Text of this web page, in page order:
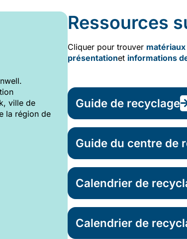
ville de
la région de
Ressources
Cliquer pour trouver
présentationet informations
Guide de recyclage
Guide du centre de
Calendrier de
Calendrier de